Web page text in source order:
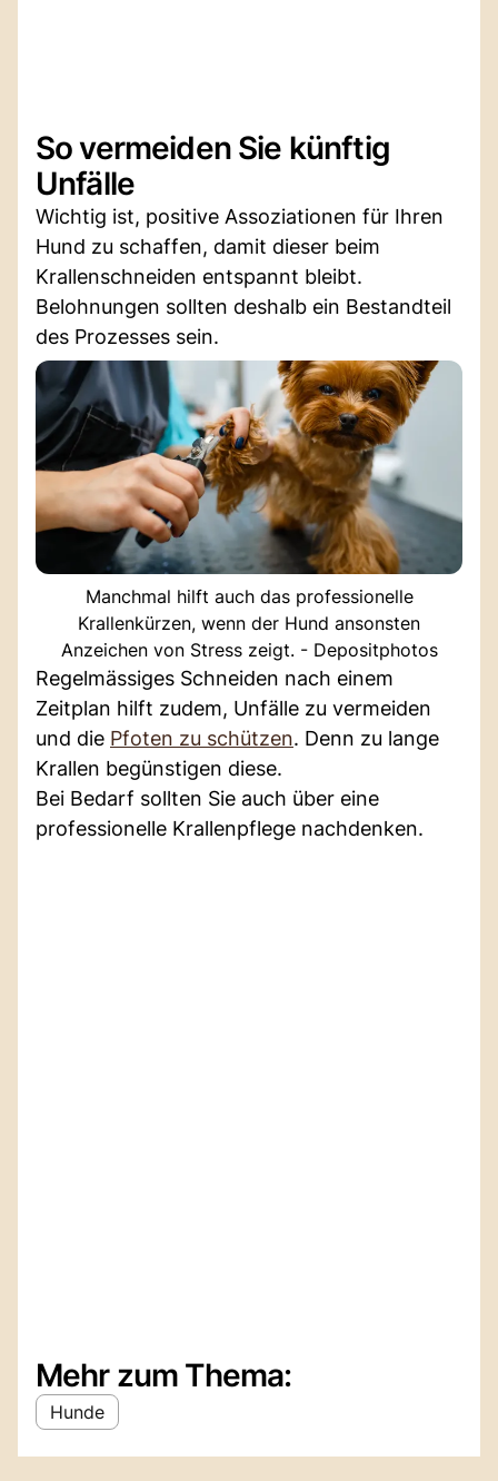
So vermeiden Sie künftig
Unfälle
Wichtig ist, positive Assoziationen für Ihren
Hund zu schaffen, damit dieser beim
Krallenschneiden entspannt bleibt.
Belohnungen sollten deshalb ein Bestandteil
des Prozesses sein.
Manchmal hilft auch das professionelle
Krallenkürzen, wenn der Hund ansonsten
Anzeichen von Stress zeigt. - Depositphotos
Regelmässiges Schneiden nach einem
Zeitplan hilft zudem, Unfälle zu vermeiden
und die Pfoten zu schützen. Denn zu lange
Krallen begünstigen diese.
Bei Bedarf sollten Sie auch über eine
professionelle Krallenpflege nachdenken.
Mehr zum Thema:
Hunde